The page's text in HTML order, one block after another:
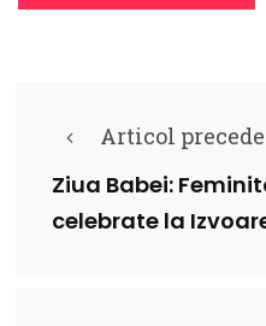
Articol
Ziua Babei:
celebrate la